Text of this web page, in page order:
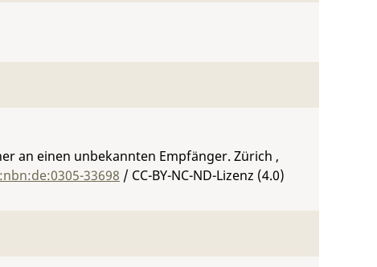
an einen unbekannten Empfänger. Zürich ,
33698 / CC-BY-NC-ND-Lizenz (4.0)